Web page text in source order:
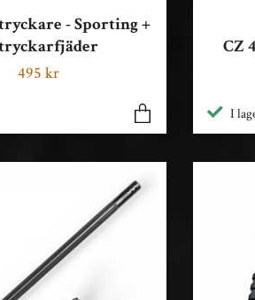
- Sporting +
495 kr
CZ
I